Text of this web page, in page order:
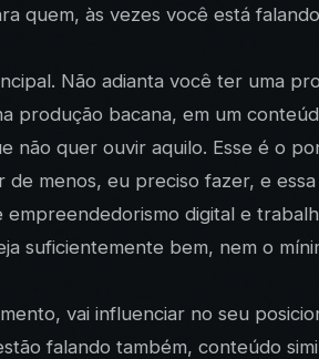
quem, às vezes você está
Não adianta você ter uma
produção bacana, em um
não quer ouvir aquilo. Esse é o
menos, eu preciso fazer, e
digital e
suficientemente bem, nem o
vai influenciar no seu
falando também, conteúdo